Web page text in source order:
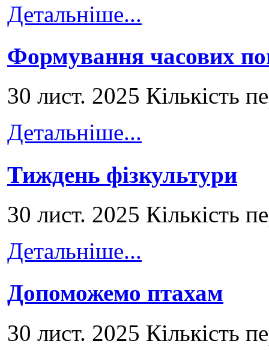
Детальніше...
Формування часових
30 лист. 2025 Кількість
Детальніше...
Тиждень фізкультури
30 лист. 2025 Кількість
Детальніше...
Допоможемо птахам
30 лист. 2025 Кількість